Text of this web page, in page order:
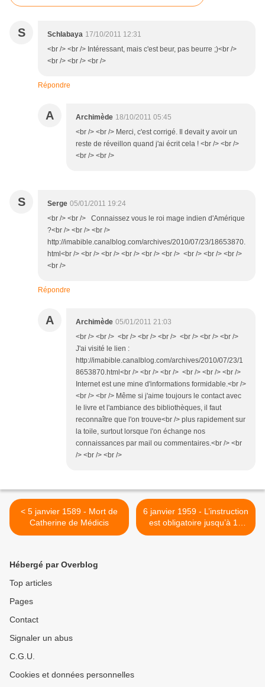
S Schlabaya 17/10/2011 12:31
<br /> <br /> Intéressant, mais c'est beur, pas beurre ;)<br />
<br /> <br /> <br />
Répondre
A Archimède 18/10/2011 05:45
<br /> <br /> Merci, c'est corrigé. Il devait y avoir un
reste de réveillon quand j'ai écrit cela ! <br /> <br />
<br /> <br />
S Serge 05/01/2011 19:24
<br /> <br /> Connaissez vous le roi mage indien d'Amérique
?<br /> <br /> <br />
http://imabible.canalblog.com/archives/2010/07/23/18653870.
html<br /> <br /> <br /> <br /> <br /> <br /> <br /> <br /> <br />
<br />
Répondre
A Archimède 05/01/2011 21:03
<br /> <br /> <br /> <br /> <br /> <br /> <br /> <br />
J'ai visité le lien :
http://imabible.canalblog.com/archives/2010/07/23/1
8653870.html<br /> <br /> <br /> <br /> <br /> <br />
Internet est une mine d'informations formidable.<br />
<br /> <br /> Même si j'aime toujours le contact avec
le livre et l'ambiance des bibliothèques, il faut
reconnaître que l'on trouve<br /> plus rapidement sur
la toile, surtout lorsque l'on échange nos
connaissances par mail ou commentaires.<br /> <br
/> <br /> <br />
< 5 janvier 1589 - Mort de
Catherine de Médicis
6 janvier 1959 - L’instruction
est obligatoire jusqu’à 16
ans >
Hébergé par Overblog
Top articles
Pages
Contact
Signaler un abus
C.G.U.
Cookies et données personnelles